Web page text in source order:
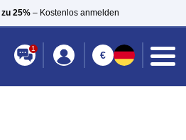
25%– Kostenlos anmelden
1
€